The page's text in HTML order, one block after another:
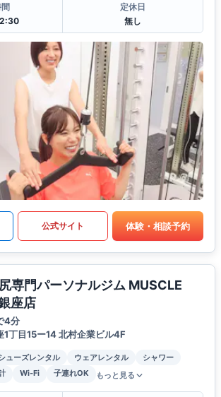
定休日
無し
公式サイト 体験・相談予約
専門パーソナルジム MUSCLE
座店
4分
1丁目15ー14 北村企業ビル4F
ューズレンタル ウェアレンタル
シャワー
Wi-Fi 子連れOK もっと見る